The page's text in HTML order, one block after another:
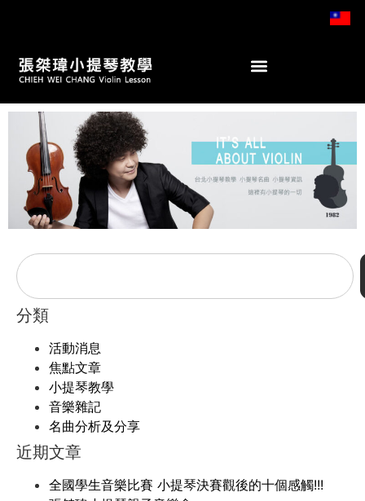
分類
活動消息
焦點文章
小提琴教學
音樂雜記
名曲分析及分享
近期文章
全國學生音樂比賽 小提琴決賽觀後的十個感觸!!!